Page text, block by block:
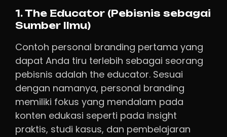
1. The Educator (Pebisnis sebagai
Sumber Ilmu)
Contoh personal branding pertama yang
dapat Anda tiru terlebih sebagai seorang
pebisnis adalah the educator. Sesuai
dengan namanya, personal branding
memiliki fokus yang mendalam pada
konten edukasi seperti pada insight
praktis, studi kasus, dan pembelajaran